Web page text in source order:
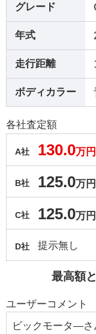
グレード
年式
走行距離
ボディカラー
各社査定額
A社 130.0万円
B社 125.0万円
C社 125.0万円
D社 提示無し
最高額
ユーザーコメント
ビックモータ―さ